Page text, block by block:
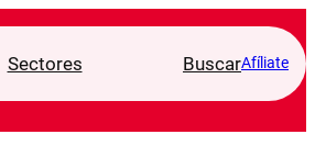
Sectores BuscarAfíliate